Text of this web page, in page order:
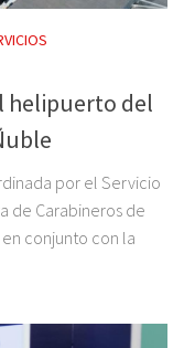
helipuerto del
por el Servicio
de Carabineros de
conjunto con la